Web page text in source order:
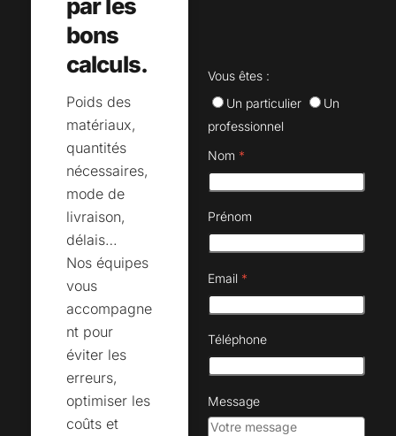
par les
bons
calculs.
Poids des
matériaux,
quantités
nécessaires,
mode de
livraison,
délais…
Nos équipes
vous
accompagne
nt pour
éviter les
erreurs,
optimiser les
coûts et
Vous êtes :
Un particulier
Un
professionnel
Nom *
Prénom
Email *
Téléphone
Message